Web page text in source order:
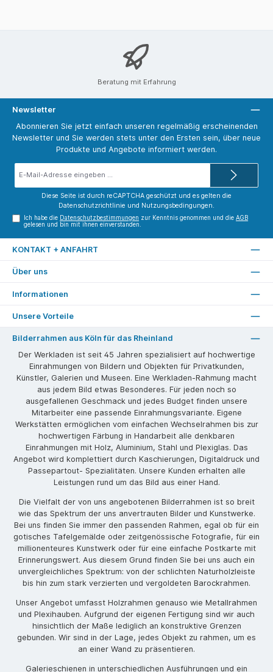
Beratung mit Erfahrung
Newsletter
Abonnieren Sie jetzt einfach unseren regelmäßig erscheinenden
Newsletter und Sie werden stets unter den Ersten sein, über neue
Produkte und Angebote informiert werden.
Diese Seite ist durch reCAPTCHA geschützt und es gelten die
Datenschutzrichtlinie und Nutzungsbedingungen.
Ich habe die Datenschutzbestimmungen zur Kenntnis genommen und dieAGB
gelesen und bin mit ihnen einverstanden.
KONTAKT + ANFAHRT
Über uns
Informationen
Unsere Vorteile
Bilderrahmen aus Köln für das Rheinland
Der Werkladen ist seit 45 Jahren spezialisiert auf hochwertige
Einrahmungen von Bildern und Objekten für Privatkunden,
Künstler, Galerien und Museen. Eine Werkladen-Rahmung macht
aus jedem Bild etwas Besonderes. Für jeden noch so
ausgefallenen Geschmack und jedes Budget finden unsere
Mitarbeiter eine passende Einrahmungsvariante. Eigene
Werkstätten ermöglichen vom einfachen Wechselrahmen bis zur
hochwertigen Färbung in Handarbeit alle denkbaren
Einrahmungen mit Holz, Aluminium, Stahl und Plexiglas. Das
Angebot wird komplettiert durch Kaschierungen, Digitaldruck und
Passepartout- Spezialitäten. Unsere Kunden erhalten alle
Leistungen rund um das Bild aus einer Hand.
Die Vielfalt der von uns angebotenen Bilderrahmen ist so breit
wie das Spektrum der uns anvertrauten Bilder und Kunstwerke.
Bei uns finden Sie immer den passenden Rahmen, egal ob für ein
gotisches Tafelgemälde oder zeitgenössische Fotografie, für ein
millionenteures Kunstwerk oder für eine einfache Postkarte mit
Erinnerungswert. Aus diesem Grund finden Sie bei uns auch ein
unvergleichliches Spektrum: von der schlichten Naturholzleiste
bis hin zum stark verzierten und vergoldeten Barockrahmen.
Unser Angebot umfasst Holzrahmen genauso wie Metallrahmen
und Plexihauben. Aufgrund der eigenen Fertigung sind wir auch
hinsichtlich der Maße lediglich an konstruktive Grenzen
gebunden. Wir sind in der Lage, jedes Objekt zu rahmen, um es
an einer Wand zu präsentieren.
Galerieschienen in unterschiedlichen Ausführungen und ein